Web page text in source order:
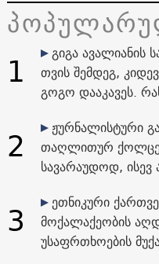
1
გიგა ავალიანის
თვის შემდეგ,
გოგო დააკავეს.
2
ჟურნალისტური
თაღლითურ
სავარაუდოდ, ისევ
3
ეთნიკური
მოქალაქეობის
უსაფრთხოების